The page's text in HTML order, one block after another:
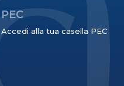
PEC
Accedi alla tua casella PEC